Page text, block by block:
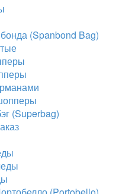
(Spanbond Bag)
(Superbag)